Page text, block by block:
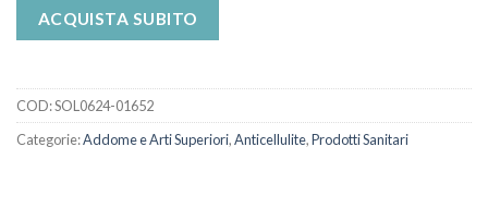
ACQUISTA SUBITO
COD:SOL0624-01652
Categorie:Addome e Arti Superiori,Anticellulite,Prodotti Sanitari